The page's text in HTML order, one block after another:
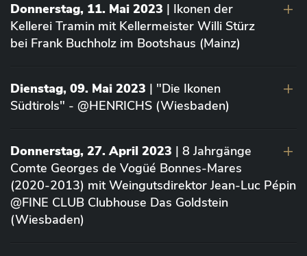
Donnerstag, 11. Mai 2023 | Ikonen der
Kellerei Tramin mit Kellermeister Willi Stürz
bei Frank Buchholz im Bootshaus (Mainz)
Dienstag, 09. Mai 2023 | "Die Ikonen
Südtirols" - @HENRICHS (Wiesbaden)
Donnerstag, 27. April 2023 | 8 Jahrgänge
Comte Georges de Vogüé Bonnes-Mares
(2020-2013) mit Weingutsdirektor Jean-Luc Pépin
@FINE CLUB Clubhouse Das Goldstein
(Wiesbaden)